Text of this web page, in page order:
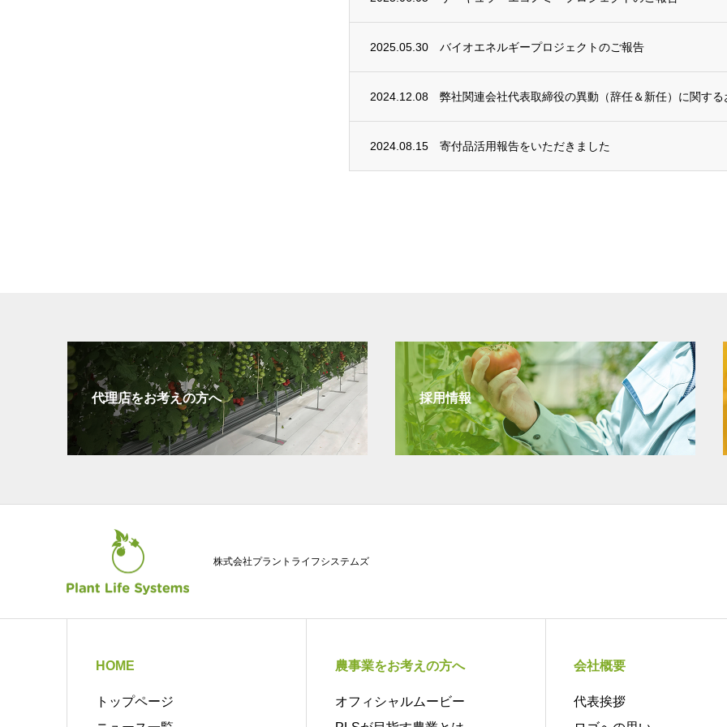
2025.05.30 バイオエネルギープロジェクトのご報告
2024.12.08 弊社関連会社代表取締役の異動（辞任＆新任）に関する
2024.08.15 寄付品活用報告をいただきました
代理店をお考えの方へ 採用情報
株式会社プラントライフシステムズ
HOME
トップページ
農事業をお考えの方へ
オフィシャルムービー
会社概要
代表挨拶